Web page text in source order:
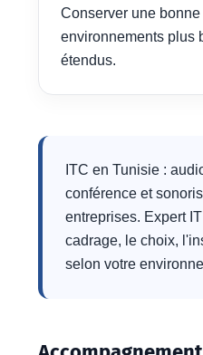
Conserver une
environnements plus
étendus.
ITC en Tunisie :
conférence et
entreprises. Expert
cadrage, le choix,
selon votre